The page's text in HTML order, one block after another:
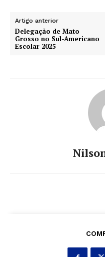
Artigo anterior
Delegação de Mato
Grosso no Sul-Americano
Escolar 2025